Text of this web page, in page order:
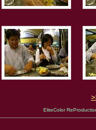
EliteColor